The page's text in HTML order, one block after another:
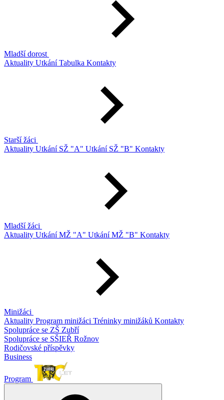
Mladší dorost
Aktuality UtkáníTabulka Kontakty
Starší žáci
Aktuality Utkání SŽ "A" Utkání SŽ "B" Kontakty
Mladší žáci
Aktuality Utkání MŽ "A" Utkání MŽ "B" Kontakty
Minižáci
Aktuality Program minižáci Tréninky minižáků Kontakty
Spolupráce se ZŠ Zubří
Spolupráce se SŠIEŘ Rožnov
Rodičovské příspěvky
Business
Program